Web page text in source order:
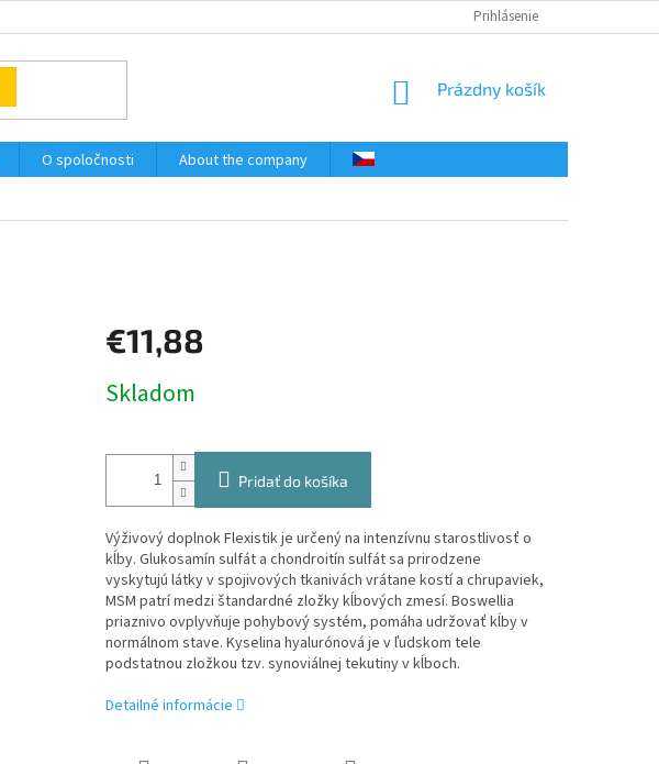
Prihlásenie
NÁKUPNÝ
Prázdny košík
O spoločnosti
About the company
€11,88
cena:
Pridať do košíka
Výživový doplnokFlexistik je určený na intenzívnu starostlivosť o
kĺby. Glukosamín sulfát a chondroitín sulfát sa prirodzene
vyskytujú látky v spojivových tkanivách vrátane kostí a chrupaviek,
MSM patrí medzi štandardné zložky kĺbových zmesí. Boswellia
priaznivo ovplyvňuje pohybový systém, pomáha udržovať kĺby v
normálnom stave. Kyselina hyalurónová je v ľudskom tele
podstatnou zložkou tzv. synoviálnej tekutiny v kĺboch.
Detailné informácie